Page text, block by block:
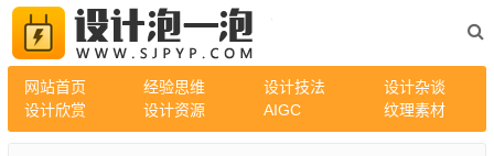
网站首页 经验思维 设计技法
设计杂谈
设计欣赏
设计资源 AIGC 纹理素材